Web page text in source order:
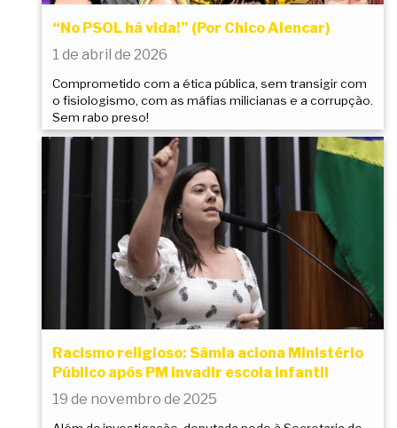
“No PSOL há vida!” (Por Chico Alencar)
1 de abril de 2026
Comprometido com a ética pública, sem transigir com
o fisiologismo, com as máfias milicianas e a corrupção.
Sem rabo preso!
Racismo religioso: Sâmia aciona Ministério
Público após PM invadir escola infantil
19 de novembro de 2025